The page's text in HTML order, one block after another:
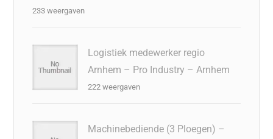
233 weergaven
Logistiek medewerker regio
Arnhem – Pro Industry – Arnhem
222 weergaven
Machinebediende (3 Ploegen) –